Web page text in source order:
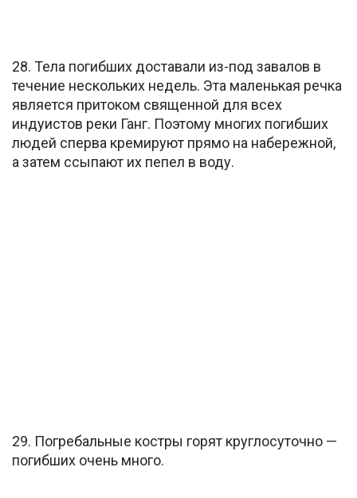
28. Тела погибших доставали из-под завалов в
течение нескольких недель. Эта маленькая речка
является притоком священной для всех
индуистов реки Ганг. Поэтому многих погибших
людей сперва кремируют прямо на набережной,
а затем ссыпают их пепел в воду.
29. Погребальные костры горят круглосуточно —
погибших очень много.